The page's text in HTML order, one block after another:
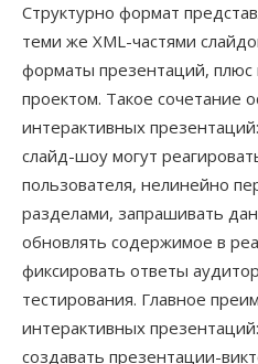
Структурно формат
теми же XML-частями
форматы презентаций, плюс
проектом. Такое сочетание
интерактивных
слайд-шоу могут
пользователя, нелинейно
разделами, запрашивать
обновлять содержимое в
фиксировать ответы
тестирования. Главное
интерактивных
создавать презентации-